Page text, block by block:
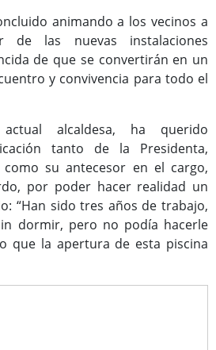
animando a los vecinos a
de las nuevas instalaciones
de que se convertirán en un
y convivencia para todo el
alcaldesa, ha querido
tanto de la Presidenta,
su antecesor en el cargo,
por poder hacer realidad un
“Han sido tres años de trabajo,
dormir, pero no podía hacerle
que la apertura de esta piscina